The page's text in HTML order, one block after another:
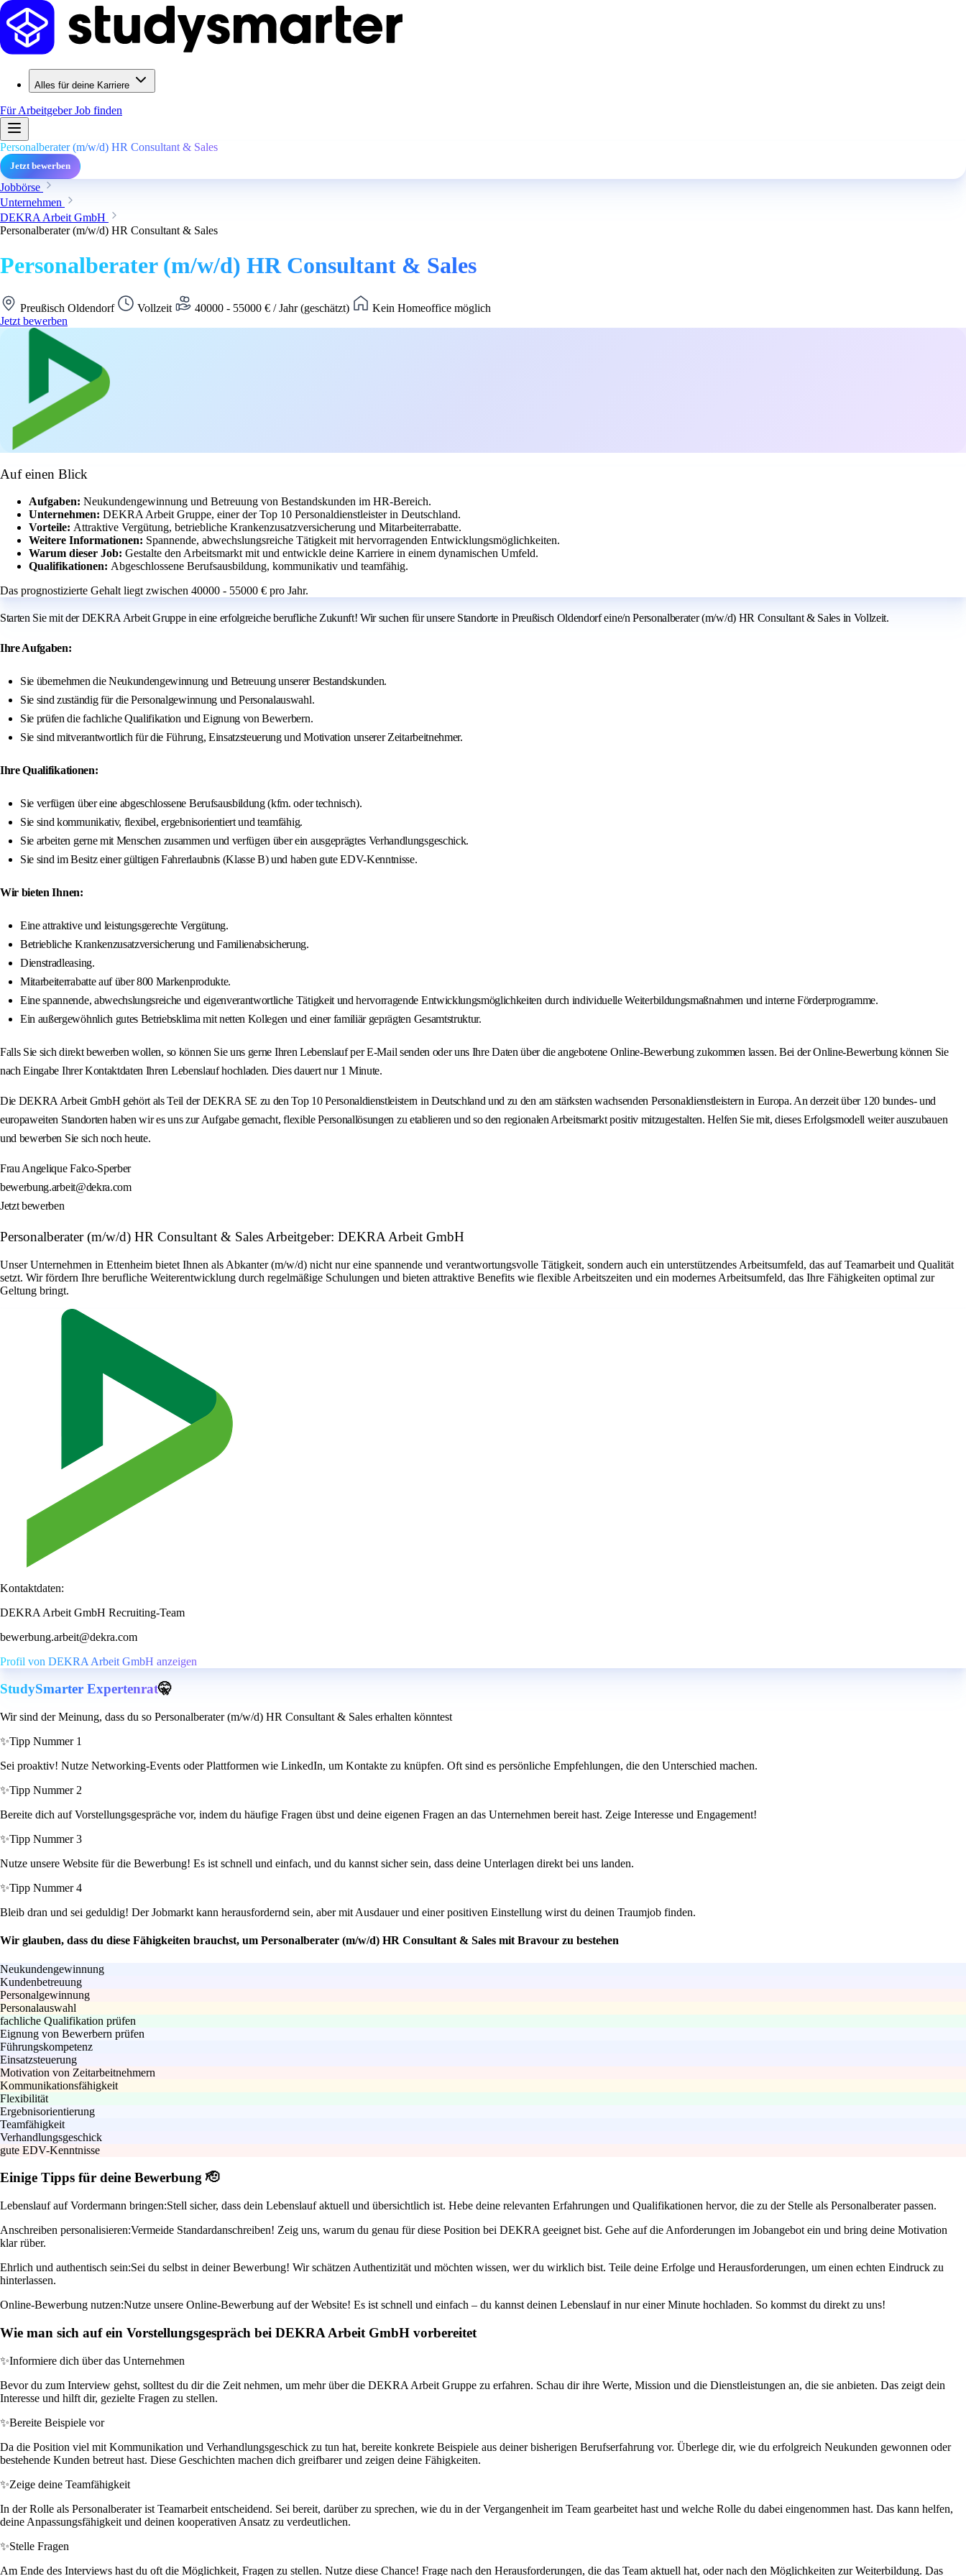
Alles für deine Karriere
Für ArbeitgeberJob finden
Personalberater (m/w/d) HR Consultant & Sales
Jetzt bewerben
Jobbörse
Unternehmen
DEKRA Arbeit GmbH
Personalberater (m/w/d) HR Consultant & Sales
Personalberater (m/w/d) HR Consultant & Sales
Preußisch Oldendorf Vollzeit 40000 - 55000 € / Jahr (geschätzt)
Kein Homeoffice möglich
Jetzt bewerben
Auf einen Blick
Aufgaben: Neukundengewinnung und Betreuung von Bestandskunden im HR-Bereich.
Unternehmen: DEKRA Arbeit Gruppe, einer der Top 10 Personaldienstleister in Deutschland.
Vorteile: Attraktive Vergütung, betriebliche Krankenzusatzversicherung und Mitarbeiterrabatte.
Weitere Informationen: Spannende, abwechslungsreiche Tätigkeit mit hervorragenden Entwicklungsmöglichkeiten.
Warum dieser Job: Gestalte den Arbeitsmarkt mit und entwickle deine Karriere in einem dynamischen Umfeld.
Qualifikationen: Abgeschlossene Berufsausbildung, kommunikativ und teamfähig.
Das prognostizierte Gehalt liegt zwischen 40000 - 55000 € pro Jahr.
Starten Sie mit der DEKRA Arbeit Gruppe in eine erfolgreiche berufliche Zukunft! Wir suchen für unsere Standorte in Preußisch Oldendorf eine/n Personalberater (m/w/d) HR Consultant & Sales in Vollzeit.
Ihre Aufgaben:
Sie übernehmen die Neukundengewinnung und Betreuung unserer Bestandskunden.
Sie sind zuständig für die Personalgewinnung und Personalauswahl.
Sie prüfen die fachliche Qualifikation und Eignung von Bewerbern.
Sie sind mitverantwortlich für die Führung, Einsatzsteuerung und Motivation unserer Zeitarbeitnehmer.
Ihre Qualifikationen:
Sie verfügen über eine abgeschlossene Berufsausbildung (kfm. oder technisch).
Sie sind kommunikativ, flexibel, ergebnisorientiert und teamfähig.
Sie arbeiten gerne mit Menschen zusammen und verfügen über ein ausgeprägtes Verhandlungsgeschick.
Sie sind im Besitz einer gültigen Fahrerlaubnis (Klasse B) und haben gute EDV-Kenntnisse.
Wir bieten Ihnen:
Eine attraktive und leistungsgerechte Vergütung.
Betriebliche Krankenzusatzversicherung und Familienabsicherung.
Dienstradleasing.
Mitarbeiterrabatte auf über 800 Markenprodukte.
Eine spannende, abwechslungsreiche und eigenverantwortliche Tätigkeit und hervorragende Entwicklungsmöglichkeiten durch individuelle Weiterbildungsmaßnahmen und interne Förderprogramme.
Ein außergewöhnlich gutes Betriebsklima mit netten Kollegen und einer familiär geprägten Gesamtstruktur.
Falls Sie sich direkt bewerben wollen, so können Sie uns gerne Ihren Lebenslauf per E-Mail senden oder uns Ihre Daten über die angebotene Online-Bewerbung zukommen lassen. Bei der Online-Bewerbung können Sie
nach Eingabe Ihrer Kontaktdaten Ihren Lebenslauf hochladen. Dies dauert nur 1 Minute.
Die DEKRA Arbeit GmbH gehört als Teil der DEKRA SE zu den Top 10 Personaldienstleistern in Deutschland und zu den am stärksten wachsenden Personaldienstleistern in Europa. An derzeit über 120 bundes- und
europaweiten Standorten haben wir es uns zur Aufgabe gemacht, flexible Personallösungen zu etablieren und so den regionalen Arbeitsmarkt positiv mitzugestalten. Helfen Sie mit, dieses Erfolgsmodell weiter auszubauen
und bewerben Sie sich noch heute.
Frau Angelique Falco-Sperber
bewerbung.arbeit@dekra.com
Jetzt bewerben
Personalberater (m/w/d) HR Consultant & Sales Arbeitgeber: DEKRA Arbeit GmbH
Unser Unternehmen in Ettenheim bietet Ihnen als Abkanter (m/w/d) nicht nur eine spannende und verantwortungsvolle Tätigkeit, sondern auch ein unterstützendes Arbeitsumfeld, das auf Teamarbeit und Qualität
setzt. Wir fördern Ihre berufliche Weiterentwicklung durch regelmäßige Schulungen und bieten attraktive Benefits wie flexible Arbeitszeiten und ein modernes Arbeitsumfeld, das Ihre Fähigkeiten optimal zur
Geltung bringt.
Kontaktdaten:
DEKRA Arbeit GmbH Recruiting-Team
bewerbung.arbeit@dekra.com
Profil von DEKRA Arbeit GmbH anzeigen
StudySmarter Expertenrat🤫
Wir sind der Meinung, dass du so Personalberater (m/w/d) HR Consultant & Sales erhalten könntest
✨Tipp Nummer 1
Sei proaktiv! Nutze Networking-Events oder Plattformen wie LinkedIn, um Kontakte zu knüpfen. Oft sind es persönliche Empfehlungen, die den Unterschied machen.
✨Tipp Nummer 2
Bereite dich auf Vorstellungsgespräche vor, indem du häufige Fragen übst und deine eigenen Fragen an das Unternehmen bereit hast. Zeige Interesse und Engagement!
✨Tipp Nummer 3
Nutze unsere Website für die Bewerbung! Es ist schnell und einfach, und du kannst sicher sein, dass deine Unterlagen direkt bei uns landen.
✨Tipp Nummer 4
Bleib dran und sei geduldig! Der Jobmarkt kann herausfordernd sein, aber mit Ausdauer und einer positiven Einstellung wirst du deinen Traumjob finden.
Wir glauben, dass du diese Fähigkeiten brauchst, um Personalberater (m/w/d) HR Consultant & Sales mit Bravour zu bestehen
Neukundengewinnung
Kundenbetreuung
Personalgewinnung
Personalauswahl
fachliche Qualifikation prüfen
Eignung von Bewerbern prüfen
Führungskompetenz
Einsatzsteuerung
Motivation von Zeitarbeitnehmern
Kommunikationsfähigkeit
Flexibilität
Ergebnisorientierung
Teamfähigkeit
Verhandlungsgeschick
gute EDV-Kenntnisse
Einige Tipps für deine Bewerbung 🫡
Lebenslauf auf Vordermann bringen:Stell sicher, dass dein Lebenslauf aktuell und übersichtlich ist. Hebe deine relevanten Erfahrungen und Qualifikationen hervor, die zu der Stelle als Personalberater passen.
Anschreiben personalisieren:Vermeide Standardanschreiben! Zeig uns, warum du genau für diese Position bei DEKRA geeignet bist. Gehe auf die Anforderungen im Jobangebot ein und bring deine Motivation
klar rüber.
Ehrlich und authentisch sein:Sei du selbst in deiner Bewerbung! Wir schätzen Authentizität und möchten wissen, wer du wirklich bist. Teile deine Erfolge und Herausforderungen, um einen echten Eindruck zu
hinterlassen.
Online-Bewerbung nutzen:Nutze unsere Online-Bewerbung auf der Website! Es ist schnell und einfach – du kannst deinen Lebenslauf in nur einer Minute hochladen. So kommst du direkt zu uns!
Wie man sich auf ein Vorstellungsgespräch bei DEKRA Arbeit GmbH vorbereitet
✨Informiere dich über das Unternehmen
Bevor du zum Interview gehst, solltest du dir die Zeit nehmen, um mehr über die DEKRA Arbeit Gruppe zu erfahren. Schau dir ihre Werte, Mission und die Dienstleistungen an, die sie anbieten. Das zeigt dein
Interesse und hilft dir, gezielte Fragen zu stellen.
✨Bereite Beispiele vor
Da die Position viel mit Kommunikation und Verhandlungsgeschick zu tun hat, bereite konkrete Beispiele aus deiner bisherigen Berufserfahrung vor. Überlege dir, wie du erfolgreich Neukunden gewonnen oder
bestehende Kunden betreut hast. Diese Geschichten machen dich greifbarer und zeigen deine Fähigkeiten.
✨Zeige deine Teamfähigkeit
In der Rolle als Personalberater ist Teamarbeit entscheidend. Sei bereit, darüber zu sprechen, wie du in der Vergangenheit im Team gearbeitet hast und welche Rolle du dabei eingenommen hast. Das kann helfen,
deine Anpassungsfähigkeit und deinen kooperativen Ansatz zu verdeutlichen.
✨Stelle Fragen
Am Ende des Interviews hast du oft die Möglichkeit, Fragen zu stellen. Nutze diese Chance! Frage nach den Herausforderungen, die das Team aktuell hat, oder nach den Möglichkeiten zur Weiterbildung. Das